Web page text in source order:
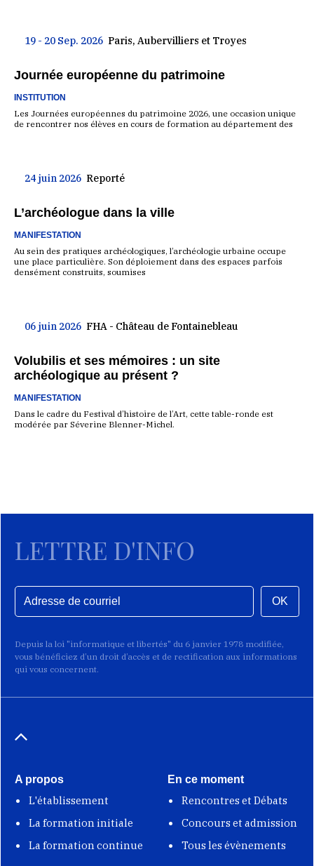
19 - 20 Sep. 2026 Paris, Aubervilliers et Troyes
Journée européenne du patrimoine
INSTITUTION
Les Journées européennes du patrimoine 2026, une occasion unique
de rencontrer nos élèves en cours de formation au département des
24 juin 2026 Reporté
L’archéologue dans la ville
MANIFESTATION
Au sein des pratiques archéologiques, l’archéologie urbaine occupe
une place particulière. Son déploiement dans des espaces parfois
densément construits, soumises
06 juin 2026 FHA - Château de Fontainebleau
Volubilis et ses mémoires : un site
archéologique au présent ?
MANIFESTATION
Dans le cadre du Festival d’histoire de l’Art, cette table-ronde est
modérée par Séverine Blenner-Michel.
LETTRE D'INFO
OK
Depuis la loi "informatique et libertés" du 6 janvier 1978 modifiée,
vous bénéficiez d’un droit d’accès et de rectification aux informations
qui vous concernent.
A propos
L'établissement
La formation initiale
La formation continue
En ce moment
Rencontres et Débats
Concours et admission
Tous les évènements